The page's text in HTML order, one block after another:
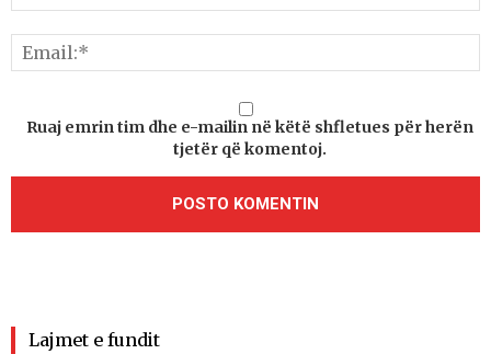
Ruaj emrin tim dhe e-mailin në këtë shfletues për herën
tjetër që komentoj.
Lajmet e fundit